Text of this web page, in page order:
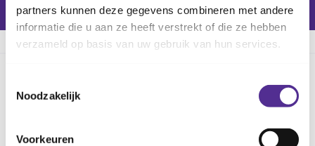
partners kunnen deze gegevens combineren met andere
informatie die u aan ze heeft verstrekt of die ze hebben
verzameld op basis van uw gebruik van hun services.
Noodzakelijk
Voorkeuren
ROTTERDAM HILLIGERSBERG-SCHIEBROEK OVERSCHIE